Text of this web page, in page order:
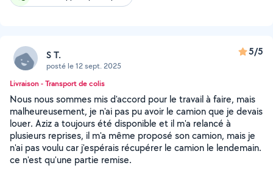
S T.
posté le 12 sept. 2025
5/5
Livraison - Transport de colis
Nous nous sommes mis d'accord pour le travail à faire, mais
malheureusement, je n'ai pas pu avoir le camion que je devais
louer. Aziz a toujours été disponible et il m'a relancé à
plusieurs reprises, il m'a même proposé son camion, mais je
n'ai pas voulu car j'espérais récupérer le camion le lendemain.
ce n'est qu'une partie remise.